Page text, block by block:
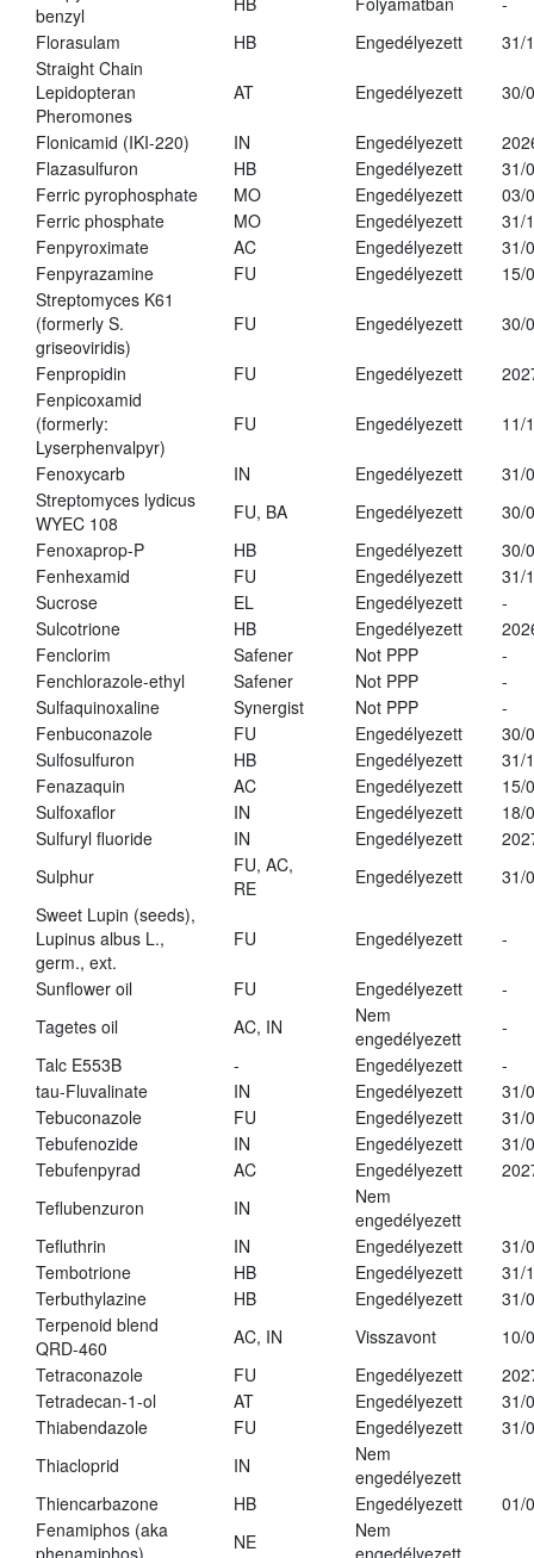
benzyl
Florasulam
HB Engedélyezett
31/
Straight Chain
Lepidopteran
Pheromones
AT Engedélyezett 30/
Flonicamid (IKI-220) IN Engedélyezett
Flazasulfuron
HB Engedélyezett
31/
Ferric pyrophosphate
MO Engedélyezett
03/
Ferric phosphate
MO Engedélyezett
31/
Fenpyroximate
AC Engedélyezett
31/
Fenpyrazamine
FU Engedélyezett
15/
Streptomyces K61
(formerly S.
griseoviridis)
FU Engedélyezett 30/
Fenpropidin FU Engedélyezett
Fenpicoxamid
(formerly:
Lyserphenvalpyr)
FU Engedélyezett 11/
Fenoxycarb IN Engedélyezett
31/
Streptomyces lydicus
WYEC 108
FU, BA Engedélyezett
30/
Fenoxaprop-P
HB Engedélyezett
30/
Fenhexamid
FU Engedélyezett
31/
Sucrose
EL Engedélyezett
-
Sulcotrione
HB Engedélyezett
Fenclorim
Safener Not PPP
-
Fenchlorazole-ethyl
Safener Not PPP
-
Sulfaquinoxaline
Synergist Not PPP
-
Fenbuconazole
FU Engedélyezett
30/
Sulfosulfuron
HB Engedélyezett
31/
Fenazaquin
AC Engedélyezett
15/
Sulfoxaflor
IN Engedélyezett
18/
Sulfuryl fluoride
IN Engedélyezett
Sulphur
FU, AC,
RE
Engedélyezett
31/
Sweet Lupin (seeds),
Lupinus albus L.,
germ., ext.
FU Engedélyezett -
Sunflower oil FU Engedélyezett
-
Tagetes oil
AC, IN
Nem
engedélyezett
-
Talc E553B
- Engedélyezett
-
tau-Fluvalinate
IN Engedélyezett
31/
Tebuconazole
FU Engedélyezett
31/
Tebufenozide
IN Engedélyezett
31/
Tebufenpyrad
AC Engedélyezett
Teflubenzuron
IN
Nem
engedélyezett
Tefluthrin
IN Engedélyezett
31/
Tembotrione
HB Engedélyezett
31/
Terbuthylazine
HB Engedélyezett
31/
Terpenoid blend
QRD-460
AC, IN Visszavont
10/
Tetraconazole
FU Engedélyezett
Tetradecan-1-ol
AT Engedélyezett
31/
Thiabendazole
FU Engedélyezett
31/
Thiacloprid
IN
Nem
engedélyezett
Thiencarbazone
HB Engedélyezett
01/
Fenamiphos (aka
NE
Nem